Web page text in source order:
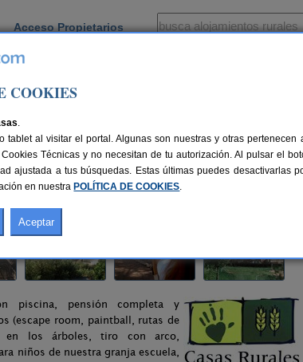
Acceso Propietarios
piscina, pensión completa y
(escape room, paintball, rutas de
en los árboles, tiro con arco,
niños de nuestra granja escuela,
COOKIES
.
al visitar el portal. Algunas son nuestras y otras pertenecen
Técnicas y no necesitan de tu autorización. Al pulsar el
ajustada a tus búsquedas. Estas últimas puedes desactivarlas
en nuestra POLÍTICA DE COOKIES.